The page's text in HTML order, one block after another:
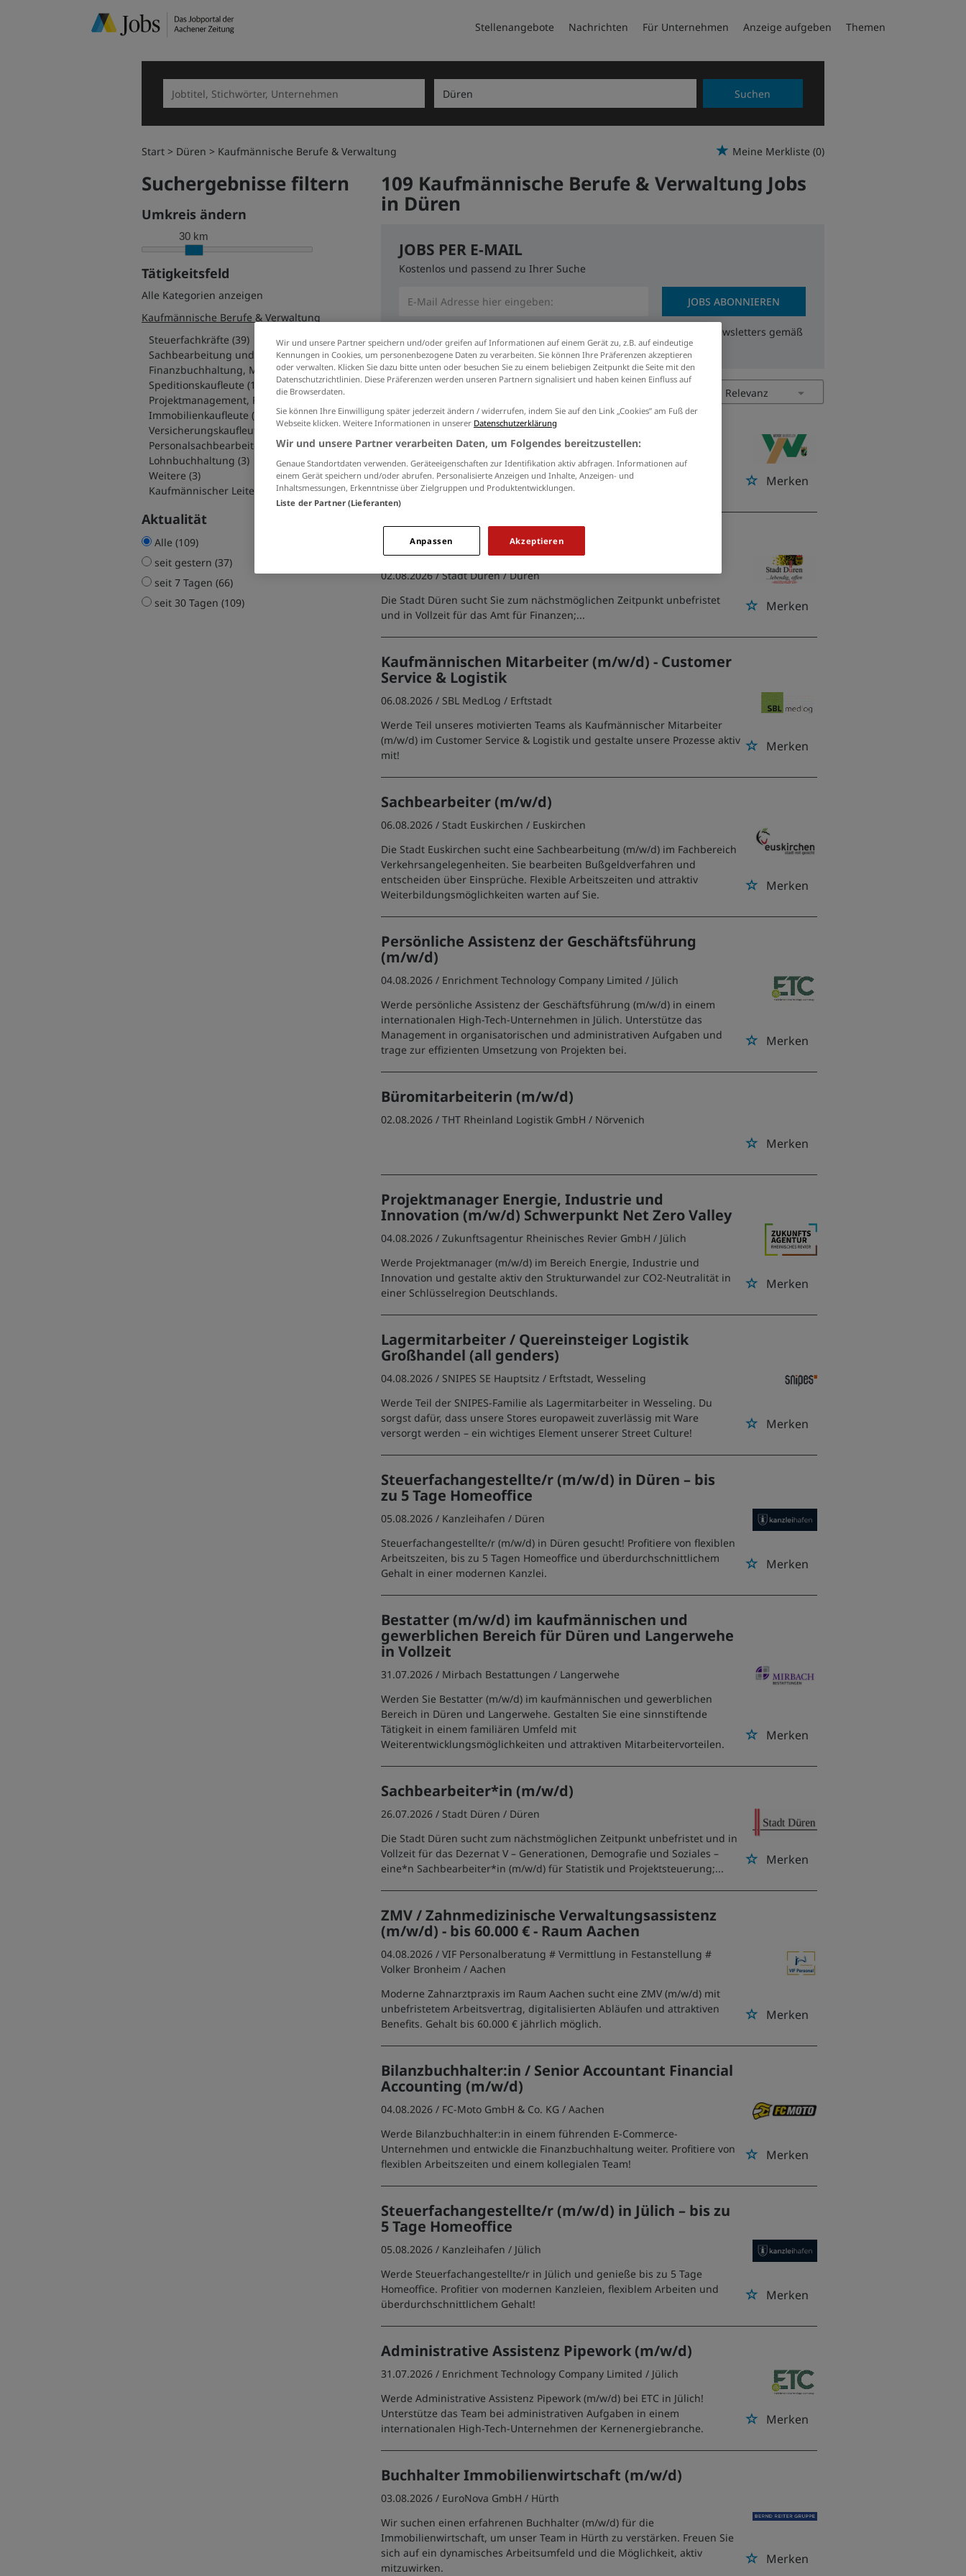
Stellenangebote Nachrichten Für Unternehmen Anzeige aufgeben Themen
Suchen
Start Düren Kaufmännische Berufe & Verwaltung Meine Merkliste (0)
Suchergebnisse filtern
Umkreis ändern
30 km
Tätigkeitsfeld
Alle Kategorien anzeigen
Kaufmännische Berufe & Verwaltung
Steuerfachkräfte (39)
Sachbearbeitung und Verwaltung (30)
Finanzbuchhaltung, Mahnwesen (14)
Speditionskaufleute (12)
Immobilienkaufleute (5)
Versicherungskaufleute, Finanzsachbearbeitung (4)
Personalsachbearbeiter (3)
Lohnbuchhaltung (3)
Weitere (3)
Kaufmännischer Leiter (1)
Aktualität
Alle (109)
seit gestern (37)
seit 7 Tagen (66)
seit 30 Tagen (109)
109 Kaufmännische Berufe & Verwaltung Jobs
in Düren
JOBS PER E-MAIL
Kostenlos und passend zu Ihrer Suche
JOBS ABONNIEREN
Ich willige in die Verarbeitung meiner Daten zum Erhalt des Newsletters gemäß
derDatenschutzinformationenein.
Allrounder:in (m/w/d)
Merken
25.07.2026 / Stadt Würselen
/ Würselen
Wir suchen Sie zur Verstärkung unseres Teams;...
Vollziehungsbeamtin/-beamte im
Vollstreckungsaußendienst (m/w/d)
Merken
02.08.2026 /Stadt Düren / Düren
Die Stadt Düren sucht Sie zum nächstmöglichen Zeitpunkt unbefristet
und in Vollzeit für das Amt für Finanzen;...
Kaufmännischen Mitarbeiter (m/w/d) - Customer
Service & Logistik
Merken
06.08.2026 / SBL MedLog / Erftstadt
Werde Teil unseres motivierten Teams als Kaufmännischer Mitarbeiter
(m/w/d) im Customer Service & Logistik und gestalte unsere Prozesse aktiv
mit!
Sachbearbeiter (m/w/d)
Merken
06.08.2026 / Stadt Euskirchen / Euskirchen
Die Stadt Euskirchen sucht eine Sachbearbeitung (m/w/d) im Fachbereich
Verkehrsangelegenheiten. Sie bearbeiten Bußgeldverfahren und
entscheiden über Einsprüche. Flexible Arbeitszeiten und attraktiv
Weiterbildungsmöglichkeiten warten auf Sie.
Persönliche Assistenz der Geschäftsführung
(m/w/d)
Merken
04.08.2026 / Enrichment Technology Company Limited / Jülich
Werde persönliche Assistenz der Geschäftsführung (m/w/d) in einem
internationalen High-Tech-Unternehmen in Jülich. Unterstütze das
Management in organisatorischen und administrativen Aufgaben und
trage zur effizienten Umsetzung von Projekten bei.
Büromitarbeiterin (m/w/d)
Merken
02.08.2026 /THT Rheinland Logistik GmbH / Nörvenich
Projektmanager Energie, Industrie und
Innovation (m/w/d) Schwerpunkt Net Zero Valley
Merken
04.08.2026 /Zukunftsagentur Rheinisches Revier GmbH / Jülich
Werde Projektmanager (m/w/d) im Bereich Energie, Industrie und
Innovation und gestalte aktiv den Strukturwandel zur CO2-Neutralität in
einer Schlüsselregion Deutschlands.
Lagermitarbeiter / Quereinsteiger Logistik
Großhandel (all genders)
Merken
04.08.2026 / SNIPES SE Hauptsitz / Erftstadt, Wesseling
Werde Teil der SNIPES-Familie als Lagermitarbeiter in Wesseling. Du
sorgst dafür, dass unsere Stores europaweit zuverlässig mit Ware
versorgt werden – ein wichtiges Element unserer Street Culture!
Steuerfachangestellte/r (m/w/d) in Düren – bis
zu 5 Tage Homeoffice
Merken
05.08.2026 / Kanzleihafen / Düren
Steuerfachangestellte/r (m/w/d) in Düren gesucht! Profitiere von flexiblen
Arbeitszeiten, bis zu 5 Tagen Homeoffice und überdurchschnittlichem
Gehalt in einer modernen Kanzlei.
Bestatter (m/w/d) im kaufmännischen und
gewerblichen Bereich für Düren und Langerwehe
in Vollzeit
Merken
31.07.2026 / Mirbach Bestattungen / Langerwehe
Werden Sie Bestatter (m/w/d) im kaufmännischen und gewerblichen
Bereich in Düren und Langerwehe. Gestalten Sie eine sinnstiftende
Tätigkeit in einem familiären Umfeld mit
Weiterentwicklungsmöglichkeiten und attraktiven Mitarbeitervorteilen.
Sachbearbeiter*in (m/w/d)
Merken
26.07.2026 / Stadt Düren / Düren
Die Stadt Düren sucht zum nächstmöglichen Zeitpunkt unbefristet und in
Vollzeit für das Dezernat V – Generationen, Demografie und Soziales –
eine*n Sachbearbeiter*in (m/w/d) für Statistik und Projektsteuerung;...
ZMV / Zahnmedizinische Verwaltungsassistenz
(m/w/d) - bis 60.000 € - Raum Aachen
Merken
04.08.2026 /VIF Personalberatung # Vermittlung in Festanstellung #
Volker Bronheim / Aachen
Moderne Zahnarztpraxis im Raum Aachen sucht eine ZMV (m/w/d) mit
unbefristetem Arbeitsvertrag, digitalisierten Abläufen und attraktiven
Benefits. Gehalt bis 60.000 € jährlich möglich.
Bilanzbuchhalter:in / Senior Accountant Financial
Accounting (m/w/d)
Merken
04.08.2026 / FC-Moto GmbH & Co. KG / Aachen
Werde Bilanzbuchhalter:in in einem führenden E-Commerce-
Unternehmen und entwickle die Finanzbuchhaltung weiter. Profitiere von
flexiblen Arbeitszeiten und einem kollegialen Team!
Steuerfachangestellte/r (m/w/d) in Jülich – bis zu
5 Tage Homeoffice
Merken
05.08.2026 / Kanzleihafen / Jülich
Werde Steuerfachangestellte/r in Jülich und genieße bis zu 5 Tage
Homeoffice. Profitier von modernen Kanzleien, flexiblem Arbeiten und
überdurchschnittlichem Gehalt!
Administrative Assistenz Pipework (m/w/d)
Merken
31.07.2026 / Enrichment Technology Company Limited / Jülich
Werde Administrative Assistenz Pipework (m/w/d) bei ETC in Jülich!
Unterstütze das Team bei administrativen Aufgaben in einem
internationalen High-Tech-Unternehmen der Kernenergiebranche.
Buchhalter Immobilienwirtschaft (m/w/d)
Merken
03.08.2026 / EuroNova GmbH / Hürth
Wir suchen einen erfahrenen Buchhalter (m/w/d) für die
Immobilienwirtschaft, um unser Team in Hürth zu verstärken. Freuen Sie
sich auf ein dynamisches Arbeitsumfeld und die Möglichkeit, aktiv
mitzuwirken.
Wir und unsere Partner speichern und/oder greifen auf Informationen auf einem Gerät zu, z.B. auf eindeutige
Kennungen in Cookies, um personenbezogene Daten zu verarbeiten. Sie können Ihre Präferenzen akzeptieren
oder verwalten. Klicken Sie dazu bitte unten oder besuchen Sie zu einem beliebigen Zeitpunkt die Seite mit den
Datenschutzrichtlinien. Diese Präferenzen werden unseren Partnern signalisiert und haben keinen Einfluss auf
die Browserdaten.
Sie können Ihre Einwilligung später jederzeit ändern / widerrufen, indem Sie auf den Link „Cookies” am Fuß der
Webseite klicken. Weitere Informationen in unserer Datenschutzerklärung
Wir und unsere Partner verarbeiten Daten, um Folgendes bereitzustellen:
Genaue Standortdaten verwenden. Geräteeigenschaften zur Identifikation aktiv abfragen. Informationen auf
einem Gerät speichern und/oder abrufen. Personalisierte Anzeigen und Inhalte, Anzeigen- und
Inhaltsmessungen, Erkenntnisse über Zielgruppen und Produktentwicklungen.
Liste der Partner (Lieferanten)
Akzeptieren
Anpassen